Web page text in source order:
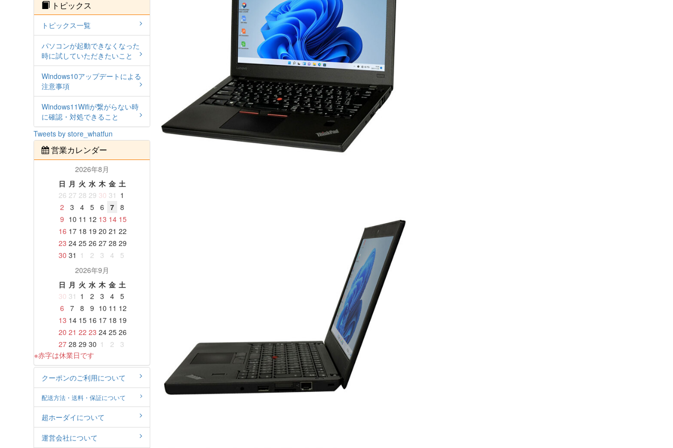
トピックス
トピックス一覧
パソコンが起動できなくなった
時に試していただきたいこと
Windows10アップデートによる
注意事項
Windows11Wifiが繋がらない時
に確認・対処できること
Tweets by store_whatfun
営業カレンダー
2026年8月
日 月 火 水 木 金 土
26 27 28 29 30 31 1
2
3 4 5 6 7
8
9 10 11 12 13 14 15
16 17 18 19 20 21 22
23 24 25 26 27 28 29
30 31 1 2 3 4
5
2026年9月
日 月 火 水 木 金 土
30 31 1 2 3 4
5
6
7 8 9 10 11 12
13 14 15 16 17 18 19
20 21 22 23 24 25 26
27 28 29 30 1 2
3
※赤字は休業日です
クーポンのご利用について
配送方法・送料・保証について
超ホーダイについて
運営会社について